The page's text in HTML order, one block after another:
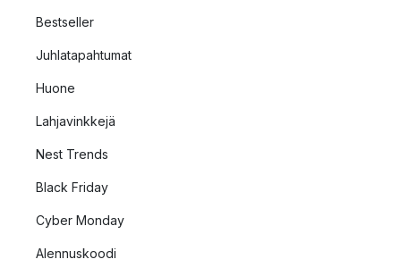
Bestseller
Juhlatapahtumat
Huone
Lahjavinkkejä
Nest Trends
Black Friday
Cyber Monday
Alennuskoodi